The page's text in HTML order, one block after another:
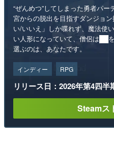
“ぜんめつ”してしまった勇者パ
宮からの脱出を目指すダンジョ
い/いいえ」しか喋れず、魔法使
い人形になっていて、僧侶は██
選ぶのは、あなたです。
インディー RPG
リリース日：2026年第4四半
Steamス